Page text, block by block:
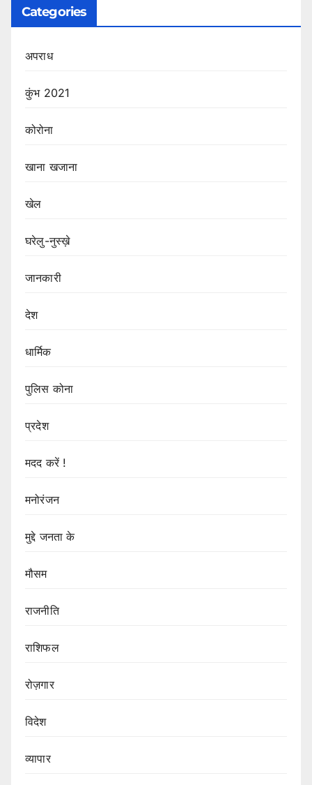
Categories
अपराध
कुंभ 2021
कोरोना
खाना खजाना
खेल
घरेलु-नुस्ख़े
जानकारी
देश
धार्मिक
पुलिस कोना
प्रदेश
मदद करें !
मनोरंजन
मुद्दे जनता के
मौसम
राजनीति
राशिफल
रोज़गार
विदेश
व्यापार